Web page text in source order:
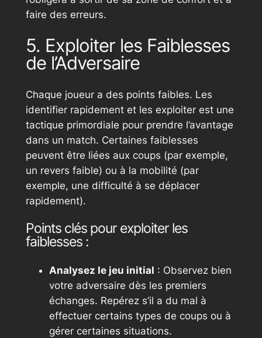
faire des erreurs.
5. Exploiter les Faiblesses
de l’Adversaire
Chaque joueur a des points faibles. Les
identifier rapidement et les exploiter est une
tactique primordiale pour prendre l’avantage
dans un match. Certaines faiblesses
peuvent être liées aux coups (par exemple,
un revers faible) ou à la mobilité (par
exemple, une difficulté à se déplacer
rapidement).
Points clés pour exploiter les
faiblesses :
Analysez le jeu initial : Observez bien
votre adversaire dès les premiers
échanges. Repérez s’il a du mal à
effectuer certains types de coups ou à
gérer certaines situations.